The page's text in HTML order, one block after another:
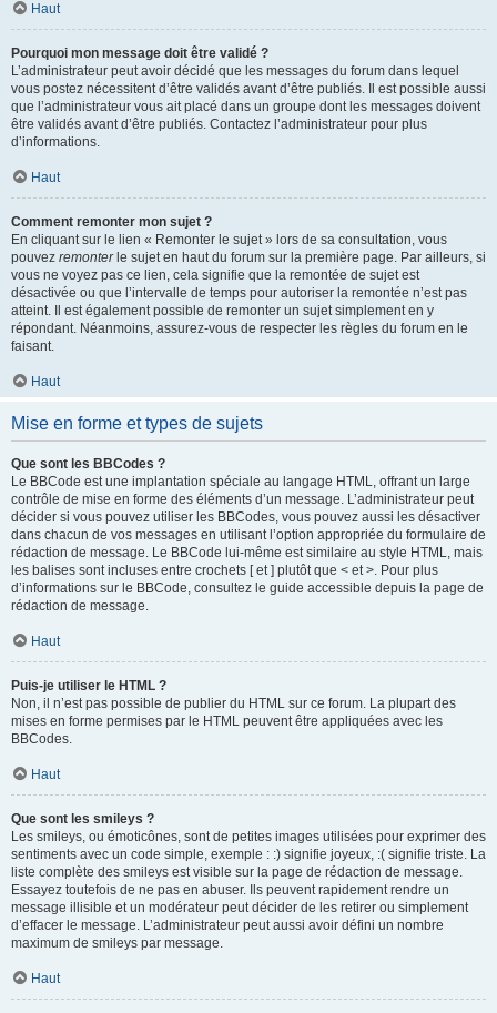
Haut
Pourquoi mon message doit être validé ?
L’administrateur peut avoir décidé que les messages du forum dans lequel
vous postez nécessitent d’être validés avant d’être publiés. Il est possible aussi
que l’administrateur vous ait placé dans un groupe dont les messages doivent
être validés avant d’être publiés. Contactez l’administrateur pour plus
d’informations.
Haut
Comment remonter mon sujet ?
En cliquant sur le lien « Remonter le sujet » lors de sa consultation, vous
pouvez remonterle sujet en haut du forum sur la première page. Par ailleurs, si
vous ne voyez pas ce lien, cela signifie que la remontée de sujet est
désactivée ou que l’intervalle de temps pour autoriser la remontée n’est pas
atteint. Il est également possible de remonter un sujet simplement en y
répondant. Néanmoins, assurez-vous de respecter les règles du forum en le
faisant.
Haut
Mise en forme et types de sujets
Que sont les BBCodes ?
Le BBCode est une implantation spéciale au langage HTML, offrant un large
contrôle de mise en forme des éléments d’un message. L’administrateur peut
décider si vous pouvez utiliser les BBCodes, vous pouvez aussi les désactiver
dans chacun de vos messages en utilisant l’option appropriée du formulaire de
rédaction de message. Le BBCode lui-même est similaire au style HTML, mais
les balises sont incluses entre crochets [ et ] plutôt que < et >. Pour plus
d’informations sur le BBCode, consultez le guide accessible depuis la page de
rédaction de message.
Haut
Puis-je utiliser le HTML ?
Non, il n’est pas possible de publier du HTML sur ce forum. La plupart des
mises en forme permises par le HTML peuvent être appliquées avec les
BBCodes.
Haut
Que sont les smileys ?
Les smileys, ou émoticônes, sont de petites images utilisées pour exprimer des
sentiments avec un code simple, exemple : :) signifie joyeux, :( signifie triste. La
liste complète des smileys est visible sur la page de rédaction de message.
Essayez toutefois de ne pas en abuser. Ils peuvent rapidement rendre un
message illisible et un modérateur peut décider de les retirer ou simplement
d’effacer le message. L’administrateur peut aussi avoir défini un nombre
maximum de smileys par message.
Haut